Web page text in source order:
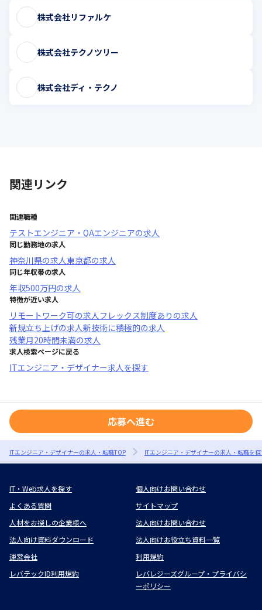
株式会社リファルケ
株式会社テクノツリー
株式会社ディ・テクノ
関連リンク
関連職種
テストエンジニア・QAエンジニアの求人
同じ勤務地の求人
神奈川県の求人東京都の求人
同じ年収帯の求人
年収500万円の求人
特徴が近い求人
リモートワーク可の求人フレックス制度あり の求人
新規立ち上げの求人新技術に積極的の求人
残業月20時間未満の求人
求人検索ページに戻る
ITエンジニア・デザイナー求人を探す
応募へ進む
ITエンジニア・デザイナーの求人・転職TOP ITエンジニア・デザイナーの求人・転職を
IT・Web求人を探す
個人向けお問い合わせ
よくある質問
サイトマップ
人材をお探しの企業様へ
法人向けお問い合わせ
法人向け資料ダウンロード
法人向けお役立ち資料一覧
運営会社
利用規約
レバテックID利用規約
レバレジーズグループ・プライバシ
ーポリシー